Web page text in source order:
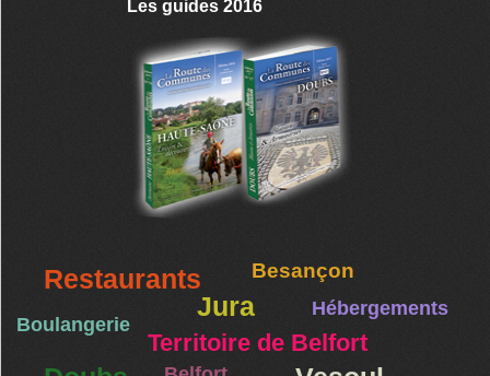
Les guides 2016
Restaurants Besançon
Jura Hébergements
Boulangerie
Territoire de Belfort